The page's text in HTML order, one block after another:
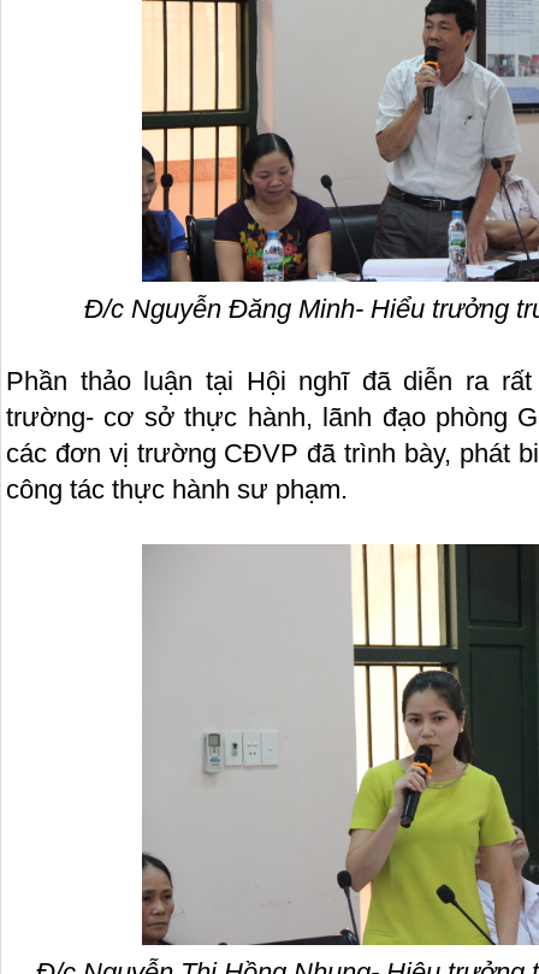
Đ/c Nguyễn Đăng Minh- Hiểu trưởng
Phần thảo luận tại Hội nghĩ đã diễn ra
trường- cơ sở thực hành, lãnh đạo phòng
các đơn vị trường CĐVP đã trình bày, phát
công tác thực hành sư phạm.